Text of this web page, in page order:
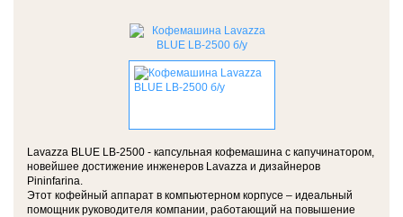
Lavazza BLUE LB-2500 - капсульная кофемашина с капучинатором,
новейшее достижение инженеров Lavazza и дизайнеров
Pininfarina.
Этот кофейный аппарат в компьютерном корпусе – идеальный
помощник руководителя компании, работающий на повышение